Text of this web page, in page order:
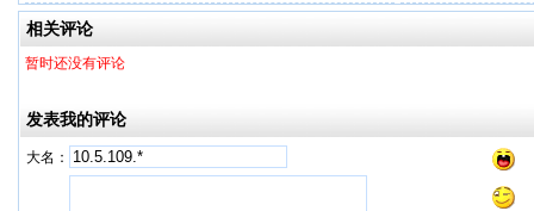
工厂
相关评论
暂时还没有评论
发表我的评论
大名：